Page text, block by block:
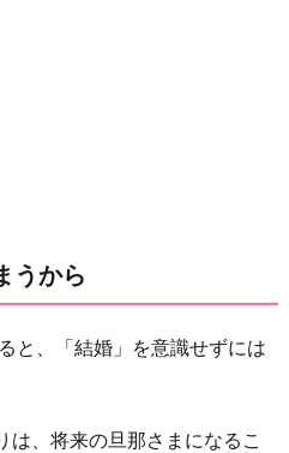
うから
と、「結婚」を意識せずには
、将来の旦那さまになるこ